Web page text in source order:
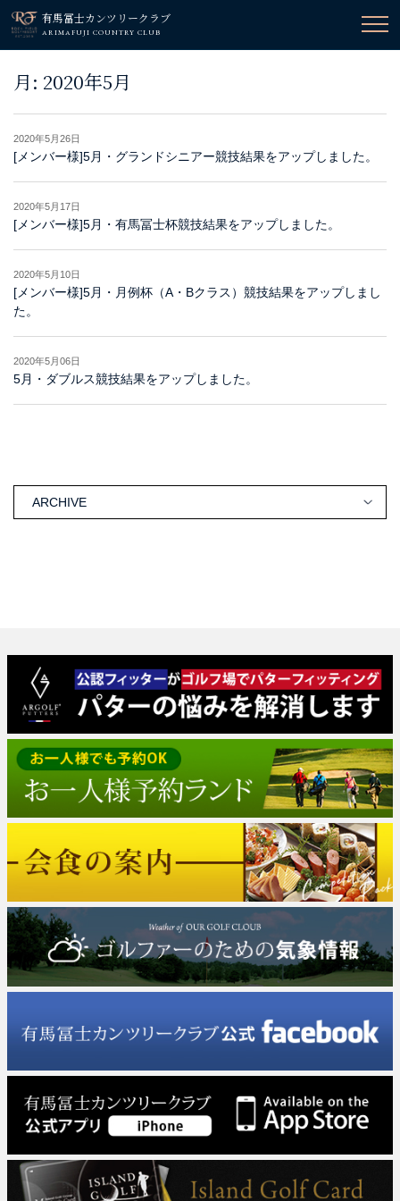
有馬冨士カンツリークラブ
ARIMAFUJI COUNTRY CLUB
月: 2020年5月
2020年5月26日
[メンバー様]5月・グランドシニアー競技結果をアップしました。
2020年5月17日
[メンバー様]5月・有馬冨士杯競技結果をアップしました。
2020年5月10日
[メンバー様]5月・月例杯（A・Bクラス）競技結果をアップしまし
た。
2020年5月06日
5月・ダブルス競技結果をアップしました。
ARCHIVE